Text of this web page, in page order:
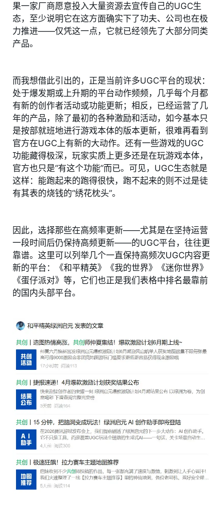
果一家厂商愿意投入大量资源去宣传自己的UGC生
态，至少说明它在这方面确实下了功夫、公司也在极
力推进——仅凭这一点，它就已经领先了大部分同类
产品。
而我想借此引出的，正是当前许多UGC平台的现状：
处于爆发期或上升期的平台动作频频，几乎每个月都
有新的创作者活动或功能更新；相反，已经运营了几
年的产品，除了最初的各种激励和活动，如今基本只
是按部就班地进行游戏本体的版本更新，很难再看到
官方在UGC上有新的大动作。还有一些游戏的UGC
功能藏得极深，玩家实质上更多还是在玩游戏本体，
官方也只是“有这个功能”而已。可见，UGC生态就是
这样：能跑起来的跑得很快，跑不起来的则不过是徒
有其表的烧钱的“绣花枕头”。
因此，选择那些在高频率更新——尤其是在坚持运营
一段时间后仍保持高频更新——的UGC平台，往往更
靠谱。这里可以列举几个一直保持高频次UGC内容更
新的平台：《和平精英》《我的世界》《迷你世界》
《蛋仔派对》等，它们也正是我们表格中排名最靠前
的国内头部平台。